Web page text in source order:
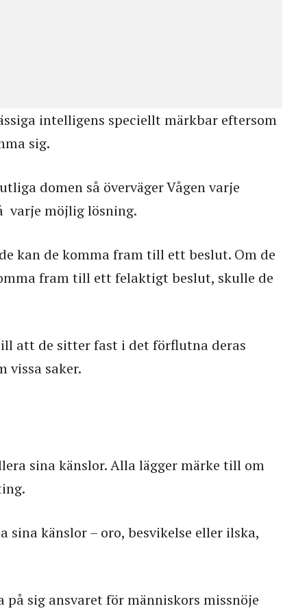
intelligens speciellt märkbar eftersom
sig.
domen så överväger Vågen varje
möjlig lösning.
kan de komma fram till ett beslut. Om de
fram till ett felaktigt beslut, skulle de
att de sitter fast i det förflutna deras
vissa saker.
sina känslor. Alla lägger märke till om
sina känslor – oro, besvikelse eller ilska,
på sig ansvaret för människors missnöje